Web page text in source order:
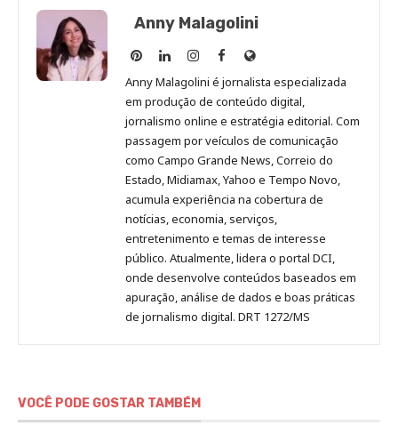
Anny Malagolini
Anny
Malagolini
no
Pinterest
Anny
Malagolini
no
LinkedIn
Anny
Malagolini
no
Instagram
Anny
Malagolini
no
Facebook
Site
de
Anny
Malagolini
Anny Malagolini é jornalista especializada
em produção de conteúdo digital,
jornalismo online e estratégia editorial. Com
passagem por veículos de comunicação
como Campo Grande News, Correio do
Estado, Midiamax, Yahoo e Tempo Novo,
acumula experiência na cobertura de
notícias, economia, serviços,
entretenimento e temas de interesse
público. Atualmente, lidera o portal DCI,
onde desenvolve conteúdos baseados em
apuração, análise de dados e boas práticas
de jornalismo digital. DRT 1272/MS
VOCÊ PODE GOSTAR TAMBÉM